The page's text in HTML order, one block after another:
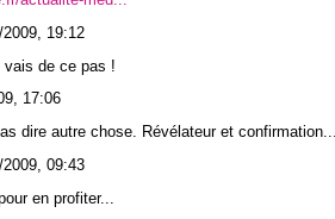
2009, 19:12
vais de ce pas !
17:06
dire autre chose. Révélateur et
2009, 09:43
en profiter...